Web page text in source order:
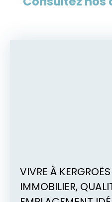
VIVRE À
IMMOBILIER,